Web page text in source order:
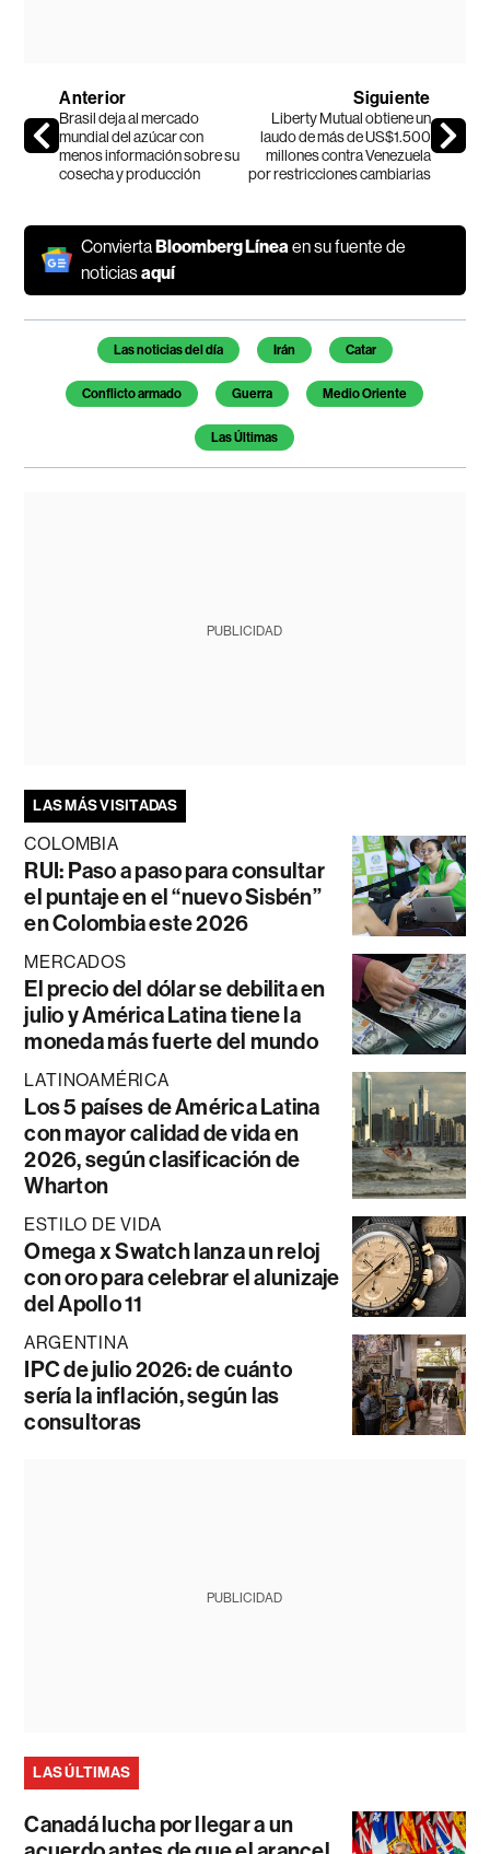
Anterior
Brasil deja al mercado
mundial del azúcar con
menos información sobre su
cosecha y producción
Siguiente
Liberty Mutual obtiene un
laudo de más de US$1.500
millones contra Venezuela
por restricciones cambiarias
ConviertaBloomberg Línea en su fuente de
noticiasaquí
Temas de este artículo
Las noticias del día Irán Catar
Conflicto armado Guerra Medio Oriente
Las Últimas
PUBLICIDAD
LAS MÁS VISITADAS
COLOMBIA
RUI: Paso a paso para consultar
el puntaje en el “nuevo Sisbén”
en Colombia este 2026
MERCADOS
El precio del dólar se debilita en
julio y América Latina tiene la
moneda más fuerte del mundo
LATINOAMÉRICA
Los 5 países de América Latina
con mayor calidad de vida en
2026, según clasificación de
Wharton
ESTILO DE VIDA
Omega x Swatch lanza un reloj
con oro para celebrar el alunizaje
del Apollo 11
ARGENTINA
IPC de julio 2026: de cuánto
sería la inflación, según las
consultoras
PUBLICIDAD
LAS ÚLTIMAS
Canadá lucha por llegar a un